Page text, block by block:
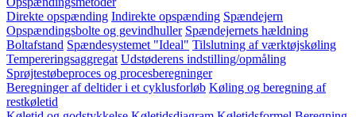
Direkte opspænding Indirekte opspænding Spændejern
Opspændingsbolte og gevindhuller Spændejernets hældning
Boltafstand Spændesystemet "Ideal" Tilslutning af værktøjskøling
Tempereringsaggregat Udstøderens indstilling/opmåling
Sprøjtestøbeproces og procesberegninger
Beregninger af deltider i et cyklusforløb Køling og beregning af
restkøletid